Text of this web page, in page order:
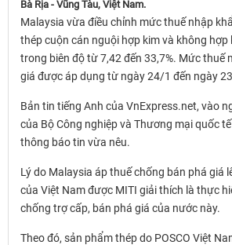
Bà Rịa - Vũng Tàu, Việt Nam.
Malaysia vừa điều chỉnh mức thuế nhập
thép cuộn cán nguội hợp kim và không hợp
trong biên độ từ 7,42 đến 33,7%. Mức thuế
giá được áp dụng từ ngày 24/1 đến ngày
Bản tin tiếng Anh của VnExpress.net, vào
của Bộ Công nghiệp và Thương mại quốc
thông báo tin vừa nêu.
Lý do Malaysia áp thuế chống bán phá giá
của Việt Nam được MITI giải thích là thực
chống trợ cấp, bán phá giá của nước này.
Theo đó, sản phẩm thép do POSCO Việt